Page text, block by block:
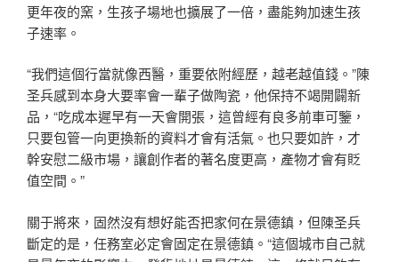
更年夜的窯，生孩子場地也擴展了一倍，盡能夠加速生孩
子速率。
“我們這個行當就像西醫，重要依附經歷，越老越值錢。”陳
圣兵感到本身大要率會一輩子做陶瓷，他保持不竭開闢新
品，“吃成本遲早有一天會開張，這曾經有良多前車可鑒，
只要包管一向更換新的資料才會有活氣。也只要如許，才
幹安慰二級市場，讓創作者的著名度更高，產物才會有貶
值空間。”
關于將來，固然沒有想好能否把家何在景德鎮，但陳圣兵
斷定的是，任務室必定會固定在景德鎮。“這個城市自己就